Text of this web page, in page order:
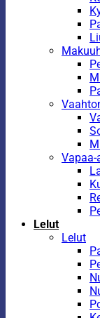
Vapaa-
Lelut
Lelut